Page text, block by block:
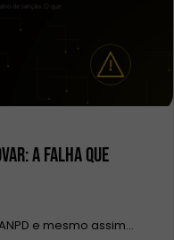
a falha que
e mesmo assim…